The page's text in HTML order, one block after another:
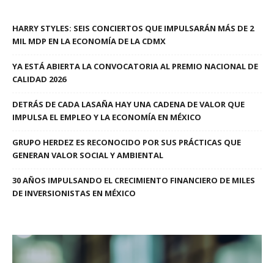
HARRY STYLES: SEIS CONCIERTOS QUE IMPULSARÁN MÁS DE 2
MIL MDP EN LA ECONOMÍA DE LA CDMX
YA ESTÁ ABIERTA LA CONVOCATORIA AL PREMIO NACIONAL DE
CALIDAD 2026
DETRÁS DE CADA LASAÑA HAY UNA CADENA DE VALOR QUE
IMPULSA EL EMPLEO Y LA ECONOMÍA EN MÉXICO
GRUPO HERDEZ ES RECONOCIDO POR SUS PRÁCTICAS QUE
GENERAN VALOR SOCIAL Y AMBIENTAL
30 AÑOS IMPULSANDO EL CRECIMIENTO FINANCIERO DE MILES
DE INVERSIONISTAS EN MÉXICO